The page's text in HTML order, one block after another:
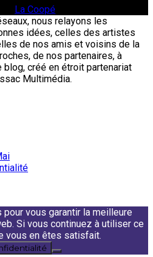
La Coopé
nous relayons les
idées, celles des artistes
de nos amis et voisins de la
de nos partenaires, à
créé en étroit partenariat
Multimédia.
vous garantir la meilleure
Si vous continuez à utiliser ce
vous en êtes satisfait.